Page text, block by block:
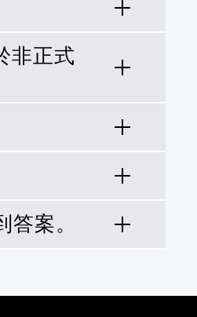
架構。請為
立順暢的應用
統通常需要
非正式
您以自己
數小時內完
機時間。
動化和冷
答案。
資產